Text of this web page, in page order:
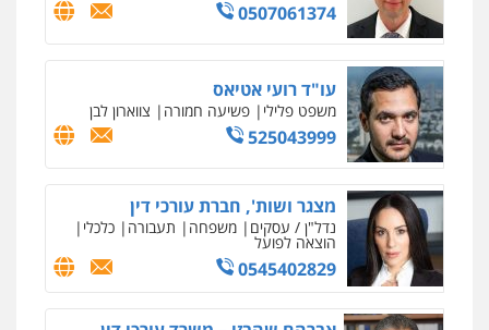
0505555110
שחר מנדלמן, שלומציון גבאי מנדלמן
– משרד עורכי דין
פלילי התמחות בייצוג בעבירות מין
0505522334
עו"ד מוחמד סביחאת
פלילי תעבורה פשיעה כלכלית
0525077716